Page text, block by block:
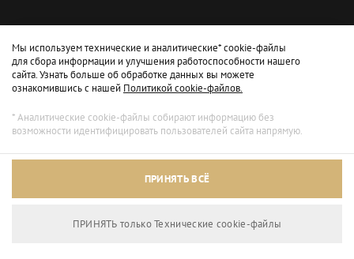
Архивный режим
Мы используем технические и аналитические* cookie-файлы
для сбора информации и улучшения работоспособности нашего
сайта. Узнать больше об обработке данных вы можете
ознакомившись с нашей Политикой cookie-файлов.
* Аналитические cookie-файлы собирают информацию без
возможности идентифицировать пользователей сайта напрямую.
ПРИНЯТЬ ВСЁ
ПРИНЯТЬ только Технические сookie-файлы